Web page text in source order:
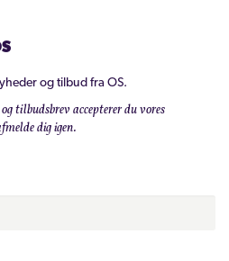
og tilbud fra OS.
tilbudsbrev accepterer du vores
dig igen.